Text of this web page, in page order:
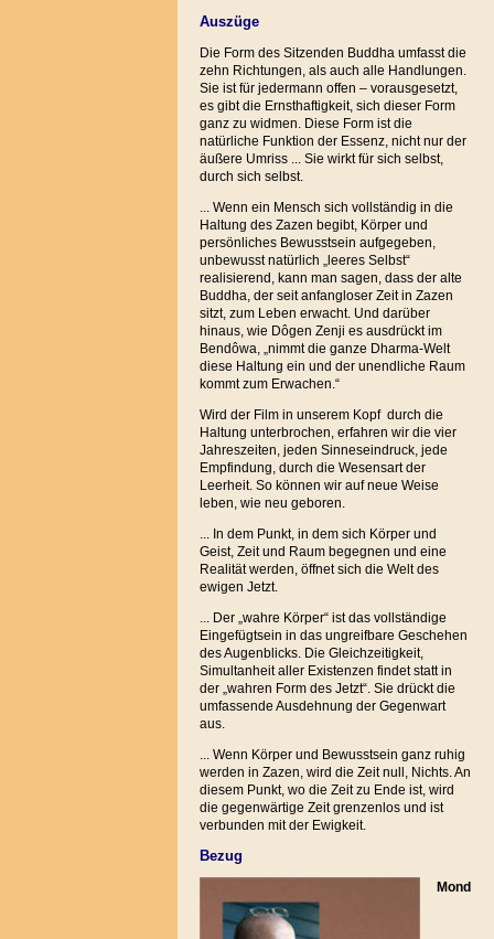
Auszüge
Die Form des Sitzenden Buddha umfasst die
zehn Richtungen, als auch alle Handlungen.
Sie ist für jedermann offen – vorausgesetzt,
es gibt die Ernsthaftigkeit, sich dieser Form
ganz zu widmen. Diese Form ist die
natürliche Funktion der Essenz, nicht nur der
äußere Umriss ... Sie wirkt für sich selbst,
durch sich selbst.
... Wenn ein Mensch sich vollständig in die
Haltung des Zazen begibt, Körper und
persönliches Bewusstsein aufgegeben,
unbewusst natürlich „leeres Selbst“
realisierend, kann man sagen, dass der alte
Buddha, der seit anfangloser Zeit in Zazen
sitzt, zum Leben erwacht. Und darüber
hinaus, wie Dôgen Zenji es ausdrückt im
Bendôwa, „nimmt die ganze Dharma-Welt
diese Haltung ein und der unendliche Raum
kommt zum Erwachen.“
Wird der Film in unserem Kopf durch die
Haltung unterbrochen, erfahren wir die vier
Jahreszeiten, jeden Sinneseindruck, jede
Empfindung, durch die Wesensart der
Leerheit. So können wir auf neue Weise
leben, wie neu geboren.
... In dem Punkt, in dem sich Körper und
Geist, Zeit und Raum begegnen und eine
Realität werden, öffnet sich die Welt des
ewigen Jetzt.
... Der „wahre Körper“ ist das vollständige
Eingefügtsein in das ungreifbare Geschehen
des Augenblicks. Die Gleichzeitigkeit,
Simultanheit aller Existenzen findet statt in
der „wahren Form des Jetzt“. Sie drückt die
umfassende Ausdehnung der Gegenwart
aus.
... Wenn Körper und Bewusstsein ganz ruhig
werden in Zazen, wird die Zeit null, Nichts. An
diesem Punkt, wo die Zeit zu Ende ist, wird
die gegenwärtige Zeit grenzenlos und ist
verbunden mit der Ewigkeit.
Bezug
Mond